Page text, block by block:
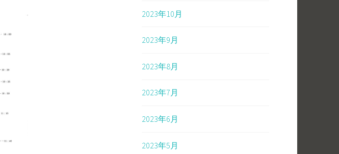
2023年10月
2023年9月
2023年8月
2023年7月
2023年6月
2023年5月